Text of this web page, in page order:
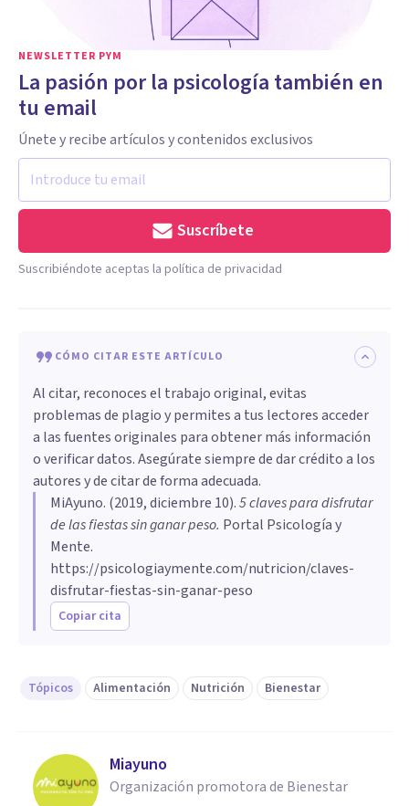
NEWSLETTER PYM
La pasión por la psicología también en
tu email
Únete y recibe artículos y contenidos exclusivos
Suscríbete
Suscribiéndote aceptas la política de privacidad
CÓMO CITAR ESTE ARTÍCULO
Al citar, reconoces el trabajo original, evitas
problemas de plagio y permites a tus lectores acceder
a las fuentes originales para obtener más información
o verificar datos. Asegúrate siempre de dar crédito a los
autores y de citar de forma adecuada.
MiAyuno. (2019, diciembre 10).5 claves para disfrutar
de las fiestas sin ganar peso. Portal Psicología y
Mente.
https://psicologiaymente.com/nutricion/claves-
disfrutar-fiestas-sin-ganar-peso
Copiar cita
Tópicos Alimentación Nutrición Bienestar
Miayuno
Organización promotora de Bienestar